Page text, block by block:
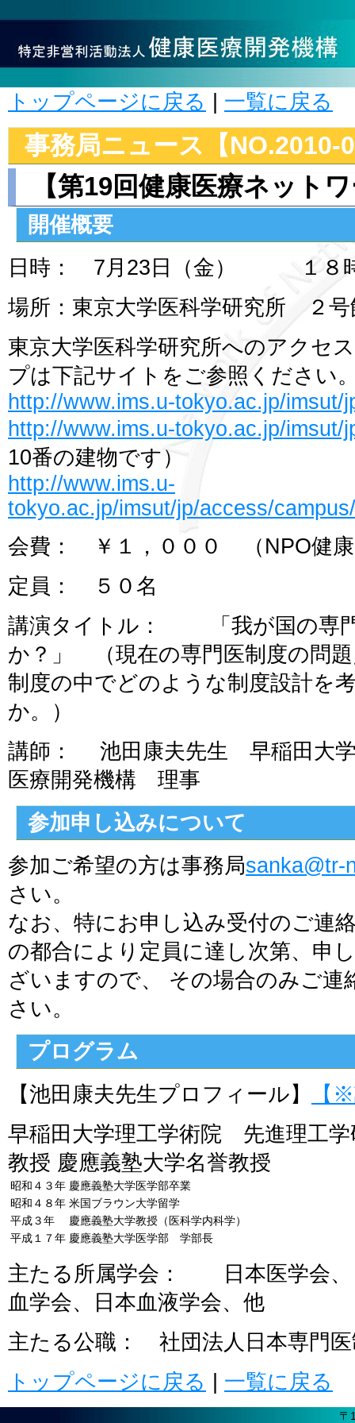
トップページに戻る 一覧に戻る
事務局ニュース【NO.2010-
【第19回健康医療ネット
開催概要
日時： 7月23日（金） １８
場所：東京大学医科学研究所 ２号
東京大学医科学研究所へのアクセ
プは下記サイトをご参照ください
http://www.ims.u-tokyo.ac.jp/imsut/
http://www.ims.u-tokyo.ac.jp/
10番の建物です）
http://www.ims.u-
tokyo.ac.jp/imsut/jp/access/
会費： ￥１，０００ （NPO健康
定員： ５０名
講演タイトル： 「我が国の専門
か？」 （現在の専門医制度の問
制度の中でどのような制度設計を
か。）
講師： 池田康夫先生 早稲田大
医療開発機構 理事
参加申し込みについて
参加ご希望の方は事務局sanka@tr-
さい。
なお、特にお申し込み受付のご連
の都合により定員に達し次第、申
ざいますので、 その場合のみご
さい。
プログラム
【池田康夫先生プロフィール】
【
早稲田大学理工学術院 先進理工
教授 慶應義塾大学名誉教授
昭和４３年 慶應義塾大学医学部卒業
昭和４８年 米国ブラウン大学留学
平成３年
慶應義塾大学教授（医科学内科学）
平成１７年 慶應義塾大学医学部 学部長
主たる所属学会： 日本医学会、
血学会、日本血液学会、他
主たる公職： 社団法人日本専門
トップページに戻る
一覧に戻る
〒